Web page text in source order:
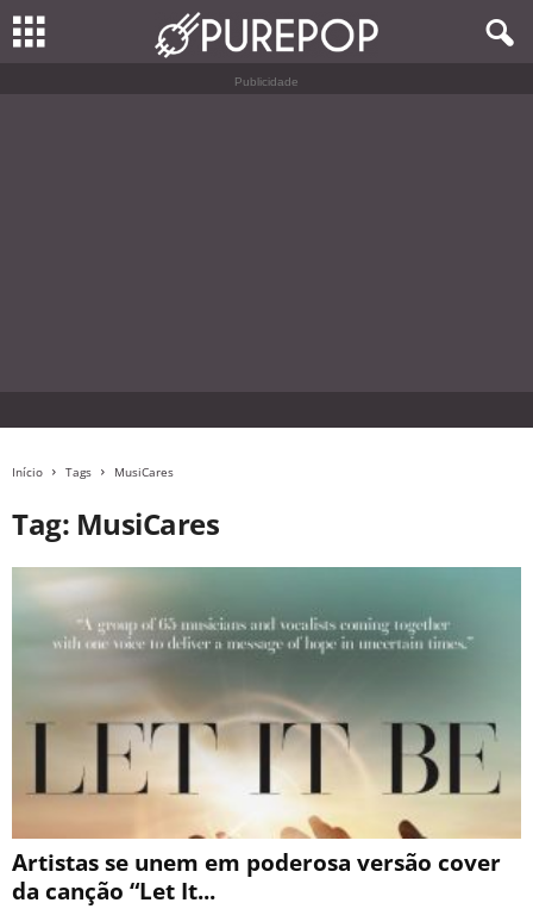
Publicidade
Início Tags MusiCares
Tag: MusiCares
Artistas se unem em poderosa versão cover
da canção “Let It...